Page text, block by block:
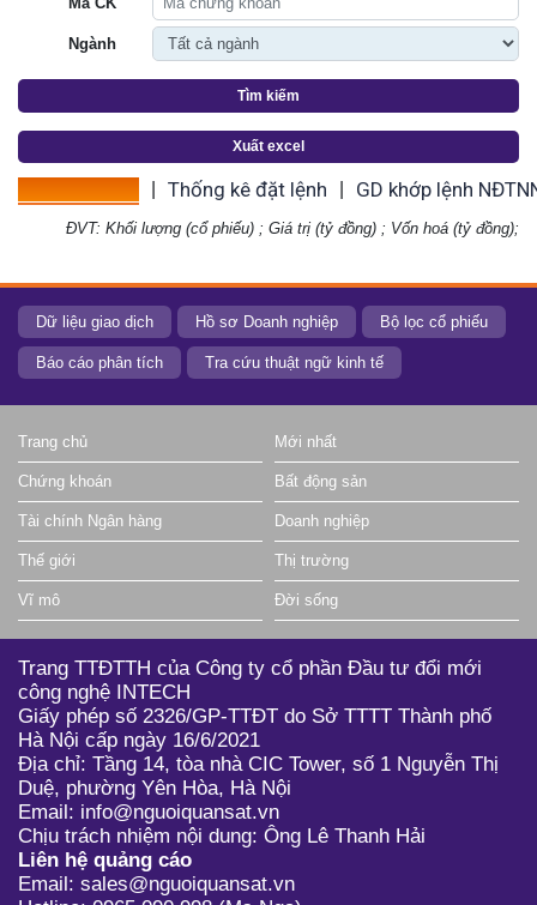
Ngành
Tìm kiếm
Xuất excel
Thống kê đặt lệnh GD khớp lệnh
ĐVT: Khối lượng (cổ phiếu) ; Giá trị (tỷ đồng) ; Vốn hoá (tỷ đồng);
Dữ liệu giao dịch Hồ sơ Doanh nghiệp Bộ lọc cổ phiếu
Báo cáo phân tích Tra cứu thuật ngữ kinh tế
Trang chủ Mới nhất
Chứng khoán Bất động sản
Tài chính Ngân hàng Doanh nghiệp
Thế giới Thị trường
Vĩ mô Đời sống
Trang TTĐTTH của Công ty cổ phần Đầu tư đổi mới
công nghệ INTECH
Giấy phép số 2326/GP-TTĐT do Sở TTTT Thành phố
Hà Nội cấp ngày 16/6/2021
Địa chỉ: Tầng 14, tòa nhà CIC Tower, số 1 Nguyễn Thị
Duệ, phường Yên Hòa, Hà Nội
Email: info@nguoiquansat.vn
Chịu trách nhiệm nội dung: Ông Lê Thanh Hải
Liên hệ quảng cáo
Email: sales@nguoiquansat.vn